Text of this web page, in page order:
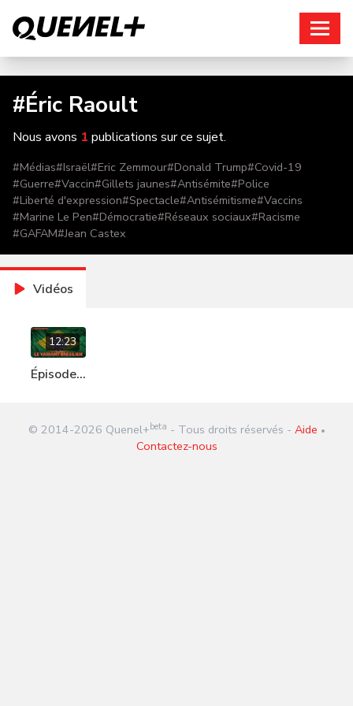
#Éric Raoult
Nous avons 1 publications sur ce sujet.
#Médias#Israël#Eric Zemmour#Donald Trump#Covid-19
#Guerre#Vaccin#Gillets jaunes#Antisémite#Police
#Liberté d'expression#Spectacle#Antisémitisme#Vaccins
#Marine Le Pen#Démocratie#Réseaux sociaux#Racisme
#GAFAM#Jean Castex
Vidéos
12:23
Épisode
Brésilien
© 2014-2026 Quenel+ beta - Tous droits réservés - Aide •
Contactez-nous